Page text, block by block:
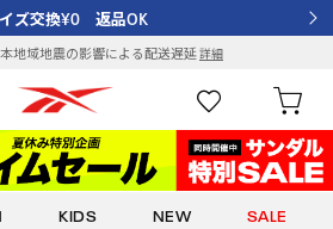
ズ交換¥0 返品OK
本地域地震の影響による配送遅延詳細
KIDS NEW SALE